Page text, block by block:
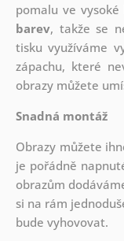
pomalu ve
barev, takže se
tisku využíváme
zápachu, které
obrazy můžete
Snadná montáž
Obrazy můžete
je pořádně
obrazům
si na rám
bude vyhovovat.